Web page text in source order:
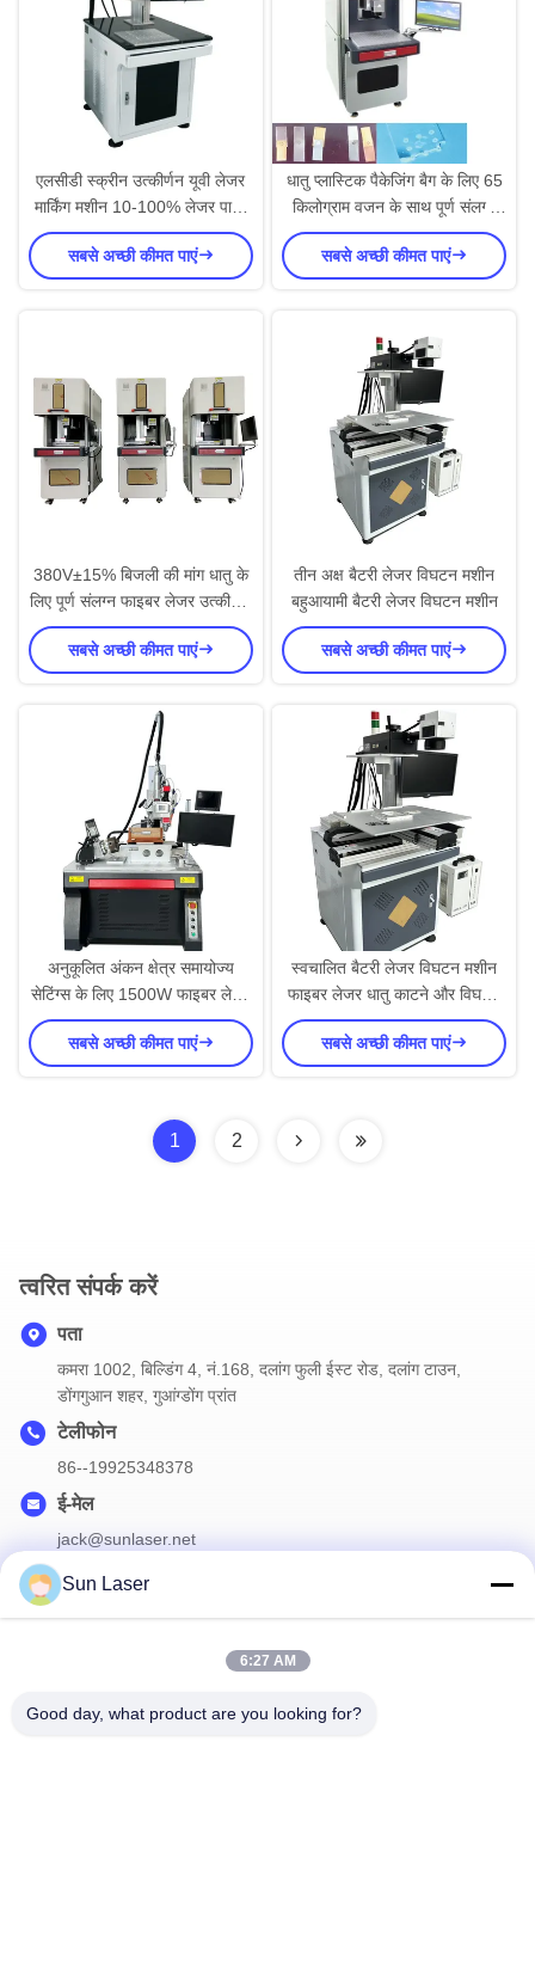
एलसीडी स्क्रीन उत्कीर्णन यूवी लेजर
मार्किंग मशीन 10-100% लेजर पावर
समायोजन रेंज के साथ
सबसे अच्छी कीमत पाएं
धातु प्लास्टिक पैकेजिंग बैग के लिए 65
किलोग्राम वजन के साथ पूर्ण संलग्न
लेजर उत्कीर्णन मशीन
सबसे अच्छी कीमत पाएं
380V±15% बिजली की मांग धातु के
लिए पूर्ण संलग्न फाइबर लेजर उत्कीर्णन
मशीन
सबसे अच्छी कीमत पाएं
तीन अक्ष बैटरी लेजर विघटन मशीन
बहुआयामी बैटरी लेजर विघटन मशीन
सबसे अच्छी कीमत पाएं
अनुकूलित अंकन क्षेत्र समायोज्य
सेटिंग्स के लिए 1500W फाइबर लेजर
वेल्डिंग मशीन
सबसे अच्छी कीमत पाएं
स्वचालित बैटरी लेजर विघटन मशीन
फाइबर लेजर धातु काटने और विघटन
मशीन
सबसे अच्छी कीमत पाएं
1 2
त्वरित संपर्क करें
पता
कमरा 1002, बिल्डिंग 4, नं.168, दलांग फुली ईस्ट रोड, दलांग टाउन,
डोंगगुआन शहर, गुआंग्डोंग प्रांत
टेलीफोन
86--19925348378
ई-मेल
jack@sunlaser.net
छूट और अधिक के लिए हमारे न्यूज़लेटर की सदस्यता लें।
Sun Laser
6:27 AM
Good day, what product are you looking for?